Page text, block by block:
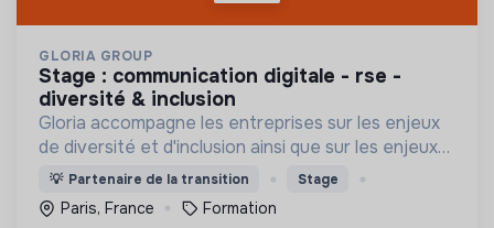
GLORIA GROUP
stage : communication digitale - rse -
diversité & inclusion
Gloria accompagne les entreprises sur les enjeux
de diversité et d'inclusion ainsi que sur les enjeux
environnementaux.
💡 Partenaire de la transition Stage
Paris, France Formation